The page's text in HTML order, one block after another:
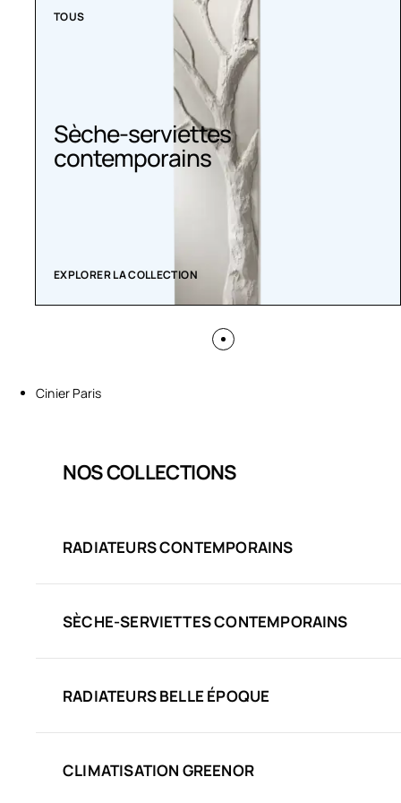
TOUS
Sèche-serviettes
contemporains
EXPLORER LA COLLECTION
Cinier Paris
NOS COLLECTIONS
RADIATEURS CONTEMPORAINS
SÈCHE-SERVIETTES CONTEMPORAINS
RADIATEURS BELLE ÉPOQUE
CLIMATISATION GREENOR